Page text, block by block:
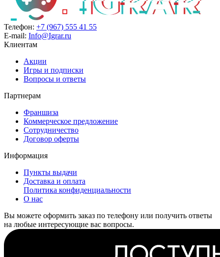
Телефон: +7 (967) 555 41 55
E-mail: Info@Igrar.ru
Клиентам
Акции
Игры и подписки
Вопросы и ответы
Партнерам
Франшиза
Коммерческое предложение
Сотрудничество
Договор оферты
Информация
Пункты выдачи
Доставка и оплата
Политика конфиденциальности
О нас
Вы можете оформить заказ по телефону или получить ответы
на любые интересующие вас вопросы.